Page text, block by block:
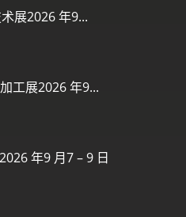
展2026 年9...
工展2026 年9...
年9 月7 – 9 日